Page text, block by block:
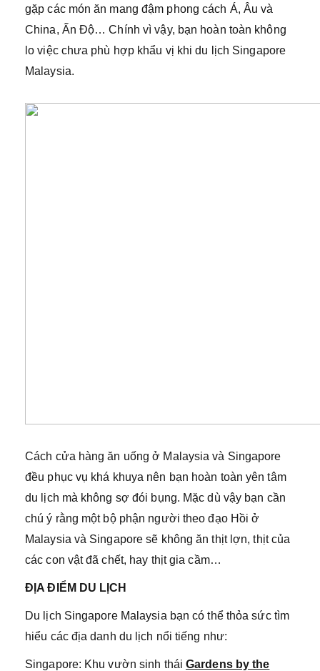
gặp các món ăn mang đậm phong cách Á, Âu và
China, Ấn Độ… Chính vì vậy, bạn hoàn toàn không
lo việc chưa phù hợp khẩu vị khi du lịch Singapore
Malaysia.
Cách cửa hàng ăn uống ở Malaysia và Singapore
đều phục vụ khá khuya nên bạn hoàn toàn yên tâm
du lịch mà không sợ đói bụng. Mặc dù vậy bạn cần
chú ý rằng một bộ phận người theo đạo Hồi ở
Malaysia và Singapore sẽ không ăn thịt lợn, thịt của
các con vật đã chết, hay thịt gia cầm…
ĐỊA ĐIỂM DU LỊCH
Du lịch Singapore Malaysia bạn có thể thỏa sức tìm
hiểu các địa danh du lịch nổi tiếng như:
Singapore: Khu vườn sinh thái Gardens by the